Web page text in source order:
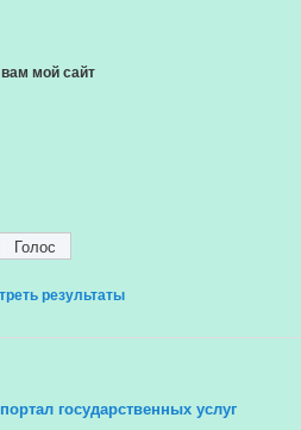
мой сайт
результаты
государственных услуг